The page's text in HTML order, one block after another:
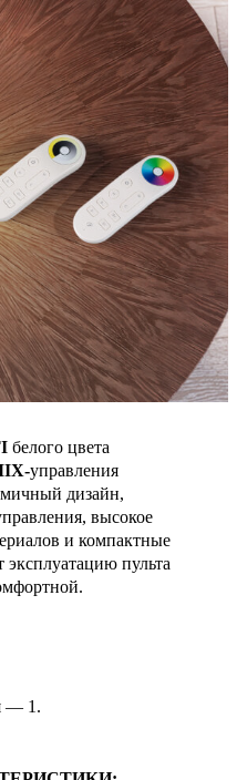
белого цвета
управления
дизайн,
высокое
и компактные
пульта
— 1.